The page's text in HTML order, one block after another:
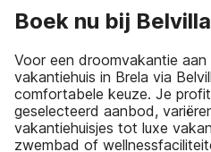
Boek nu bij
Voor een droomvakantie
vakantiehuis in Brela via
comfortabele keuze. Je
geselecteerd aanbod,
vakantiehuisjes tot luxe
zwembad of